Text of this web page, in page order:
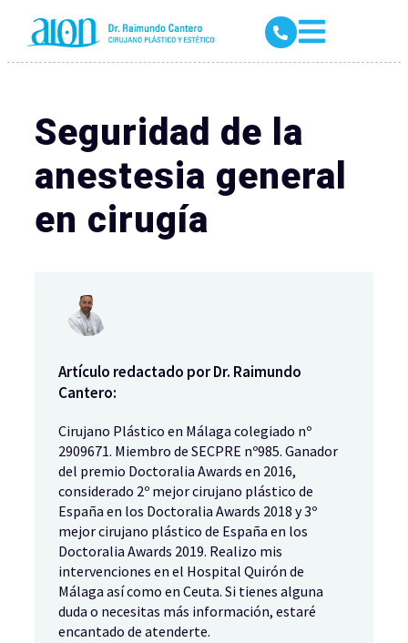
Seguridad de la
anestesia general
en cirugía
Artículo redactado por Dr. Raimundo
Cantero:
Cirujano Plástico en Málaga colegiado nº
2909671. Miembro de SECPRE nº985. Ganador
del premio Doctoralia Awards en 2016,
considerado 2º mejor cirujano plástico de
España en los Doctoralia Awards 2018 y 3º
mejor cirujano plástico de España en los
Doctoralia Awards 2019. Realizo mis
intervenciones en el Hospital Quirón de
Málaga así como en Ceuta. Si tienes alguna
duda o necesitas más información, estaré
encantado de atenderte.